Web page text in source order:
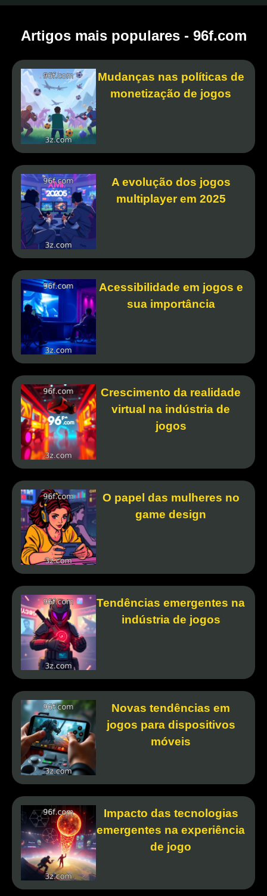
Artigos mais populares - 96f.com
Mudanças nas políticas de
monetização de jogos
A evolução dos jogos
multiplayer em 2025
Acessibilidade em jogos e
sua importância
Crescimento da realidade
virtual na indústria de
jogos
O papel das mulheres no
game design
Tendências emergentes na
indústria de jogos
Novas tendências em
jogos para dispositivos
móveis
Impacto das tecnologias
emergentes na experiência
de jogo